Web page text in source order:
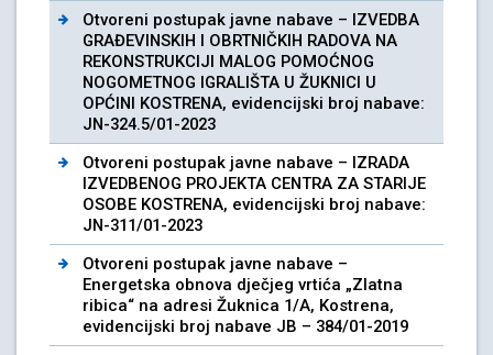
Otvoreni postupak javne nabave – IZVEDBA
GRAĐEVINSKIH I OBRTNIČKIH RADOVA NA
REKONSTRUKCIJI MALOG POMOĆNOG
NOGOMETNOG IGRALIŠTA U ŽUKNICI U
OPĆINI KOSTRENA, evidencijski broj nabave:
JN-324.5/01-2023
Otvoreni postupak javne nabave – IZRADA
IZVEDBENOG PROJEKTA CENTRA ZA STARIJE
OSOBE KOSTRENA, evidencijski broj nabave:
JN-311/01-2023
Otvoreni postupak javne nabave –
Energetska obnova dječjeg vrtića „Zlatna
ribica“ na adresi Žuknica 1/A, Kostrena,
evidencijski broj nabave JB – 384/01-2019